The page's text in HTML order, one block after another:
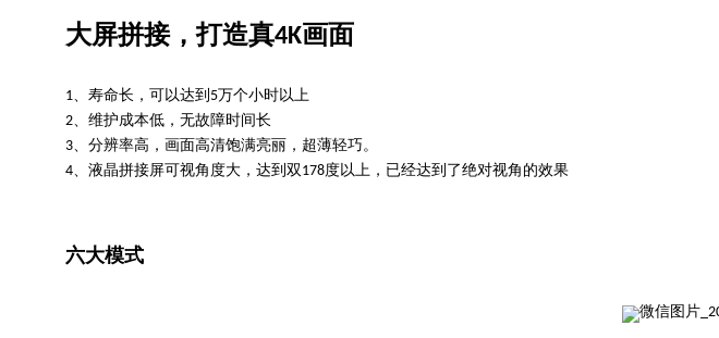
大屏拼接，打造真4K画面
1、寿命长，可以达到5万个小时以上
2、维护成本低，无故障时间长
3、分辨率高，画面高清饱满亮丽，超薄轻巧。
4、液晶拼接屏可视角度大，达到双178度以上，已经达到了绝对视角的效果
六大模式